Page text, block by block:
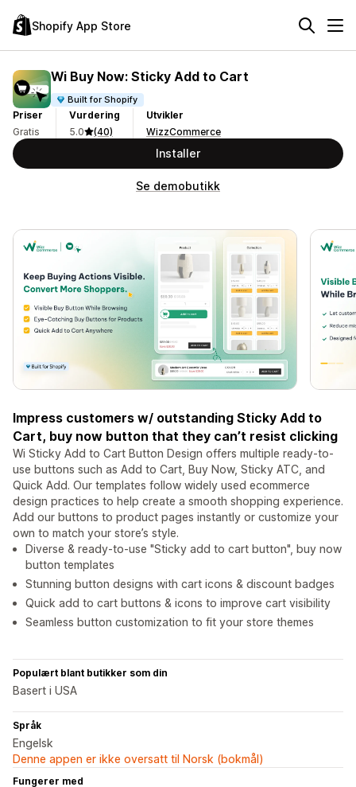
Shopify App Store
Wi Buy Now: Sticky Add to Cart
Built for Shopify
Priser
Gratis
Vurdering
5.0
(40)
Utvikler
WizzCommerce
Installer
Se demobutikk
Impress customers w/ outstanding Sticky Add to
Cart, buy now button that they can’t resist clicking
Wi Sticky Add to Cart Button Design offers multiple ready-to-
use buttons such as Add to Cart, Buy Now, Sticky ATC, and
Quick Add. Our templates follow widely used ecommerce
design practices to help create a smooth shopping experience.
Add our buttons to product pages instantly or customize your
own to match your store’s style.
Diverse & ready-to-use "Sticky add to cart button", buy now
button templates
Stunning button designs with cart icons & discount badges
Quick add to cart buttons & icons to improve cart visibility
Seamless button customization to fit your store themes
Populært blant butikker som din
Basert i USA
Språk
Engelsk
Denne appen er ikke oversatt til Norsk (bokmål)
Fungerer med